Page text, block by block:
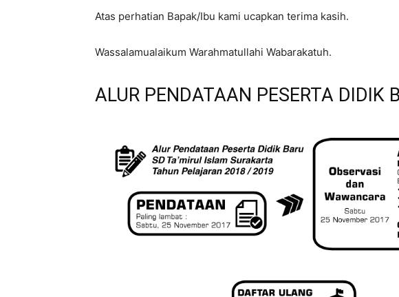
Atas perhatian Bapak/Ibu kami ucapkan terima kasih.
Wassalamualaikum Warahmatullahi Wabarakatuh.
ALUR PENDATAAN PESERTA DIDIK